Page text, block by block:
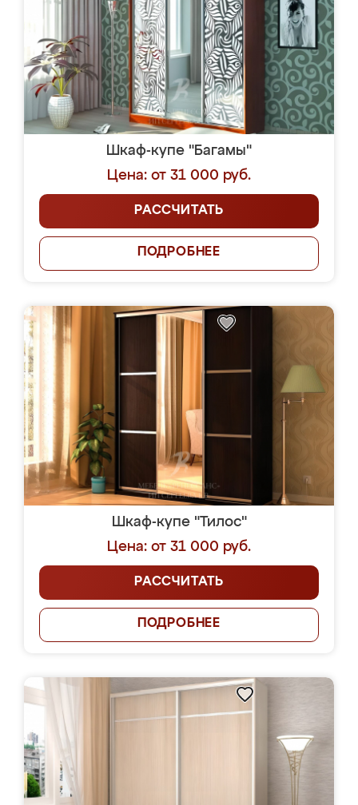
Шкаф-купе "Багамы"
Цена: от 31 000 руб.
РАССЧИТАТЬ
ПОДРОБНЕЕ
Шкаф-купе "Тилос"
Цена: от 31 000 руб.
РАССЧИТАТЬ
ПОДРОБНЕЕ